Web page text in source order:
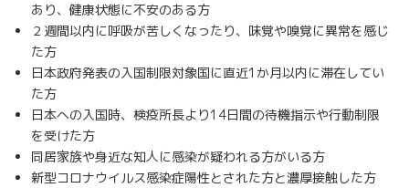
あり、健康状態に不安のある方
２週間以内に呼吸が苦しくなったり、味覚や嗅覚に異常を感じ
た方
日本政府発表の入国制限対象国に直近1か月以内に滞在してい
た方
日本への入国時、検疫所長より14日間の待機指示や行動制限
を受けた方
同居家族や身近な知人に感染が疑われる方がいる方
新型コロナウイルス感染症陽性とされた方と濃厚接触した方